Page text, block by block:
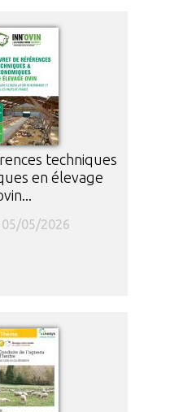
techniques
en élevage
05/05/2026